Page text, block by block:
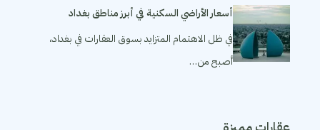
أسعار الأراضي السكنية في أبرز مناطق بغداد
في ظل الاهتمام المتزايد بسوق العقارات في بغداد،
أصبح من…